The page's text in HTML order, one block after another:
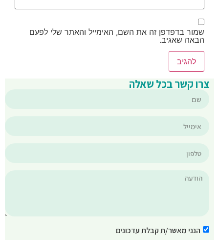
שמור בדפדפן זה את השם, האימייל והאתר שלי לפעם
הבאה שאגיב.
צרו קשר בכל שאלה
הנני מאשר/ת קבלת עדכונים